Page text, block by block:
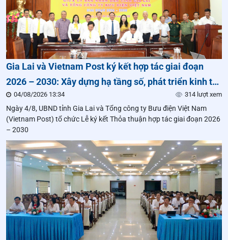
Gia Lai và Vietnam Post ký kết hợp tác giai đoạn
2026 – 2030: Xây dựng hạ tầng số, phát triển kinh tế
số và nâng cao chất lượng phục vụ người dân
04/08/2026 13:34 314 lượt xem
Ngày 4/8, UBND tỉnh Gia Lai và Tổng công ty Bưu điện Việt Nam
(Vietnam Post) tổ chức Lễ ký kết Thỏa thuận hợp tác giai đoạn 2026
– 2030